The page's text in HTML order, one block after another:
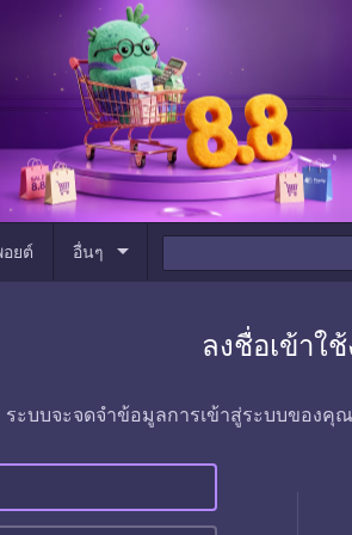
ยต์ อื่นๆ arrow_drop_down
ลงชื่อเข้าใ
ระบบจะจดจำข้อมูลการเข้าสู่ระบบของคุ